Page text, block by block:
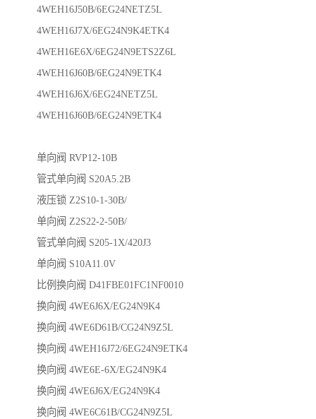
4WEH16J50B/6EG24NETZ5L
4WEH16J7X/6EG24N9K4ETK4
4WEH16E6X/6EG24N9ETS2Z6L
4WEH16J60B/6EG24N9ETK4
4WEH16J6X/6EG24NETZ5L
4WEH16J60B/6EG24N9ETK4
单向阀 RVP12-10B
管式单向阀 S20A5.2B
液压锁 Z2S10-1-30B/
单向阀 Z2S22-2-50B/
管式单向阀 S205-1X/420J3
单向阀 S10A11.0V
比例换向阀 D41FBE01FC1NF0010
换向阀 4WE6J6X/EG24N9K4
换向阀 4WE6D61B/CG24N9Z5L
换向阀 4WEH16J72/6EG24N9ETK4
换向阀 4WE6E-6X/EG24N9K4
换向阀 4WE6J6X/EG24N9K4
换向阀 4WE6C61B/CG24N9Z5L